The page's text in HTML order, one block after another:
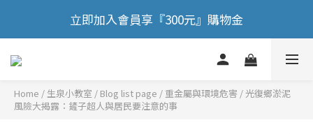
🎉 歡慶88節，滿額送膠原蛋白正貨！！
立即加入會員享『300元』購物金
🎉 歡慶88節，滿額送膠原蛋白正貨！！
Home / Blog list page / 重金屬與環境危害 /光復鄉淤泥
風險大揭露：鏟子超人與居民要注意的事